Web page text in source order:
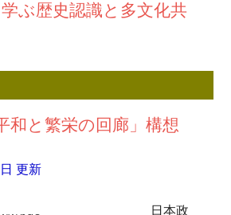
ぶ歴史認識と多文化共
和と繁栄の回廊」構想
更新
日本政